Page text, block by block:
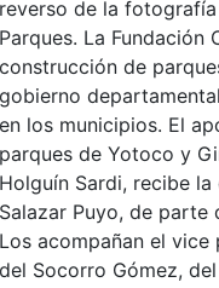
reverso de la
Parques. La
construcción de
gobierno
en los municipios. El
parques de Yotoco y
Holguín Sardi, recibe
Salazar Puyo, de parte
Los acompañan el
del Socorro Gómez,